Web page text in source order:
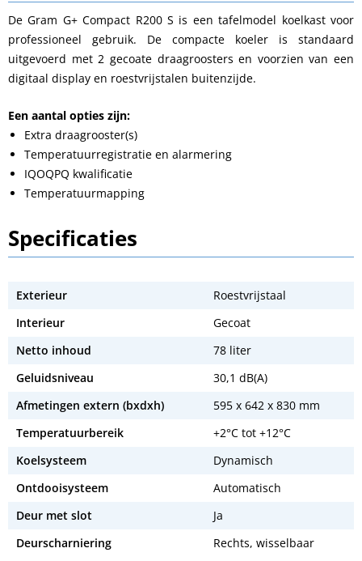
De Gram G+ Compact R200 S is een tafelmodel koelkast voor
professioneel gebruik. De compacte koeler is standaard
uitgevoerd met 2 gecoate draagroosters en voorzien van een
digitaal display en roestvrijstalen buitenzijde.
Een aantal opties zijn:
Extra draagrooster(s)
Temperatuurregistratie en alarmering
IQOQPQ kwalificatie
Temperatuurmapping
Specificaties
Exterieur
Roestvrijstaal
Interieur
Gecoat
Netto inhoud
78 liter
Geluidsniveau
30,1 dB(A)
Afmetingen extern (bxdxh)
595 x 642 x 830 mm
Temperatuurbereik
+2°C tot +12°C
Koelsysteem
Dynamisch
Ontdooisysteem
Automatisch
Deur met slot
Ja
Deurscharniering
Rechts, wisselbaar